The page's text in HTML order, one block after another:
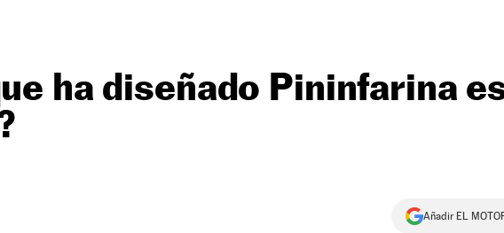
ha diseñado Pininfarina
Añadir EL